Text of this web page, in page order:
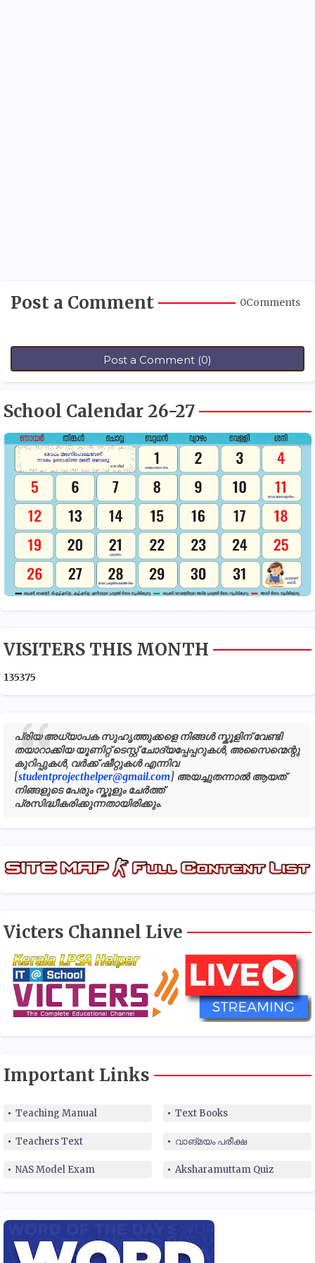
Post a Comment 0Comments
Post a Comment (0)
School Calendar 26-27
VISITERS THIS MONTH
135375
പ്രിയ അധ്യാപക സുഹൃത്തുക്കളെ നിങ്ങൾ സ്കൂളിന് വേണ്ടി
തയാറാക്കിയ യൂണിറ്റ് ടെസ്റ്റ് ചോദ്യപ്പേപ്പറുകൾ, അസൈന്മെന്റു
കുറിപ്പുകൾ, വർക്ക് ഷീറ്റുകൾ എന്നിവ
[studentprojecthelper@gmail.com] അയച്ചുതന്നാൽ ആയത്
നിങ്ങളുടെ പേരും സ്കൂളും ചേർത്ത്
പ്രസിദ്ധീകരിക്കുന്നതായിരിക്കും.
Victers Channel Live
Important Links
Teaching Manual Text Books
Teachers Text വാങ്മയം പരീക്ഷ
NAS Model Exam Aksharamuttam Quiz